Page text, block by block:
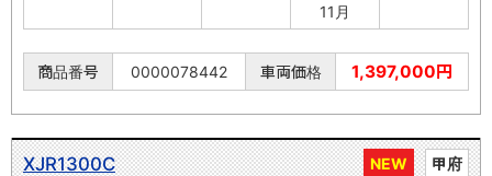
11月
商品番号 0000078442 車両価格 1,397,000円
NEW 甲府
XJR1300C